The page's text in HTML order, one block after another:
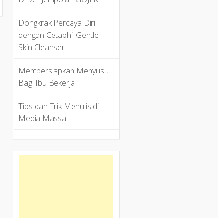
Dongkrak Percaya Diri
dengan Cetaphil Gentle
Skin Cleanser
Mempersiapkan Menyusui
Bagi Ibu Bekerja
Tips dan Trik Menulis di
Media Massa